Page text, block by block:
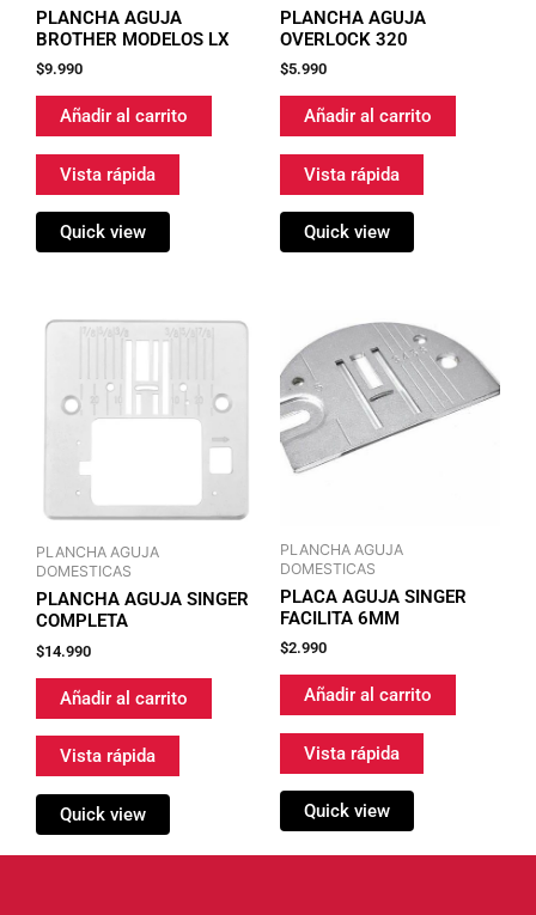
PLANCHA AGUJA
BROTHER MODELOS LX
$9.990
Añadir al carrito
Vista rápida
Quick view
PLANCHA AGUJA
OVERLOCK 320
$5.990
Añadir al carrito
Vista rápida
Quick view
PLANCHA AGUJA
DOMESTICAS
PLANCHA AGUJA SINGER
COMPLETA
$14.990
Añadir al carrito
Vista rápida
Quick view
PLANCHA AGUJA
DOMESTICAS
PLACA AGUJA SINGER
FACILITA 6MM
$2.990
Añadir al carrito
Vista rápida
Quick view